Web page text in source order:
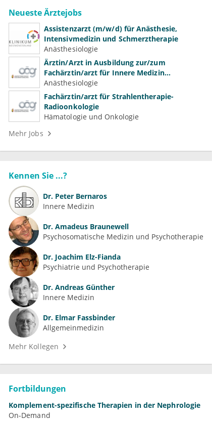
Neueste Ärztejobs
Assistenzarzt (m/w/d) für Anästhesie,
Intensivmedizin und Schmerztherapie
Anästhesiologie
Ärztin/Arzt in Ausbildung zur/zum
Fachärztin/arzt für Innere Medizin
(Kardiologie, Nephrologie, Intensivmedizin)
Anästhesiologie
Fachärztin/arzt für Strahlentherapie-
Radioonkologie
Hämatologie und Onkologie
Mehr Jobs
Kennen Sie ...?
Dr. Peter Bernaros
Innere Medizin
Dr. Amadeus Braunewell
Psychosomatische Medizin und Psychotherapie
Dr. Joachim Elz-Fianda
Psychiatrie und Psychotherapie
Dr. Andreas Günther
Innere Medizin
Dr. Elmar Fassbinder
Allgemeinmedizin
Mehr Kollegen
Fortbildungen
Komplement-spezifische Therapien in der Nephrologie
On-Demand